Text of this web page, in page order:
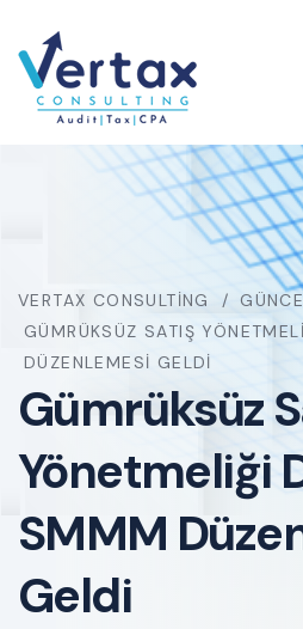
VERTAX CONSULTING
GÜMRÜKSÜZ SATIŞ
DÜZENLEMESI GELDI
Gümrüksüz
Yönetmeliği
SMMM
Geldi